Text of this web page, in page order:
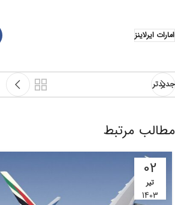
امارات ایرلاینز
جدیدتر
مطالب مرتبط
02
تیر
1403